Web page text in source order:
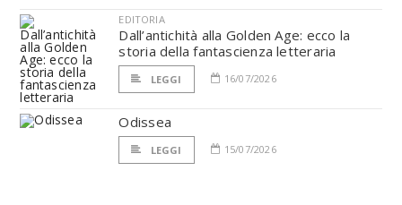
EDITORIA
Dall’antichità alla Golden Age: ecco la
storia della fantascienza letteraria
LEGGI 16/07/2026
Odissea
LEGGI 15/07/2026